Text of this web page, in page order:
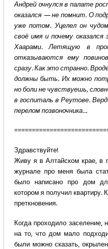
Андрей очнулся в палате
оказался — не помнит. О
уже потом. Уцелел он
своё имя и почему оказался
Хаарами. Летящую в
отказываются ему
сразу. Как это странно.
должны быть. Их можно
но боли не чувствуешь,
в госпиталь в Реутове.
перелом позвоночника...
Здравствуйте!
Живу я в Алтайском крае, в
журнале про меня была
было написано про дом
котором я получил квартиру.
преткновения.
Когда проходило заселение,
на то, что дом мало
были можно сказать,